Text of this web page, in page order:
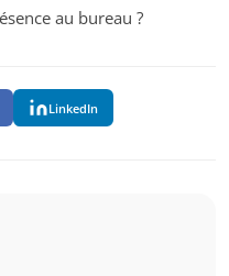
au bureau ?
LinkedIn